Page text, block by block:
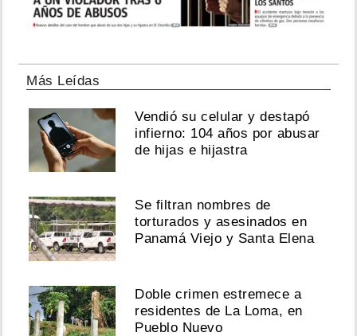
Más Leídas
Vendió su celular y destapó
infierno: 104 años por abusar
de hijas e hijastra
Se filtran nombres de
torturados y asesinados en
Panamá Viejo y Santa Elena
Doble crimen estremece a
residentes de La Loma, en
Pueblo Nuevo